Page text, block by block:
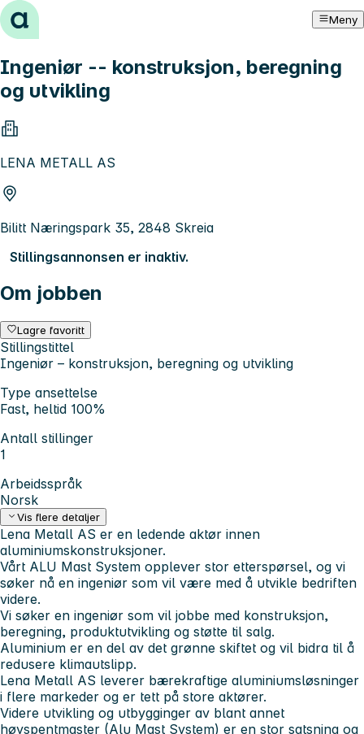
Hopp til innhold Meny
Ingeniør -- konstruksjon, beregning
og utvikling
LENA METALL AS
Bilitt Næringspark 35, 2848 Skreia
Stillingsannonsen er inaktiv.
Om jobben
Lagre favoritt
Stillingstittel
Ingeniør – konstruksjon, beregning og utvikling
Type ansettelse
Fast, heltid 100%
Antall stillinger
1
Arbeidsspråk
Norsk
Vis flere detaljer
Lena Metall AS er en ledende aktør innen
aluminiumskonstruksjoner.
Vårt ALU Mast System opplever stor etterspørsel, og vi
søker nå en ingeniør som vil være med å utvikle bedriften
videre.
Vi søker en ingeniør som vil jobbe med konstruksjon,
beregning, produktutvikling og støtte til salg.
Aluminium er en del av det grønne skiftet og vil bidra til å
redusere klimautslipp.
Lena Metall AS leverer bærekraftige aluminiumsløsninger
i flere markeder og er tett på store aktører.
Videre utvikling og utbygginger av blant annet
høyspentmaster (Alu Mast System) er en stor satsning og